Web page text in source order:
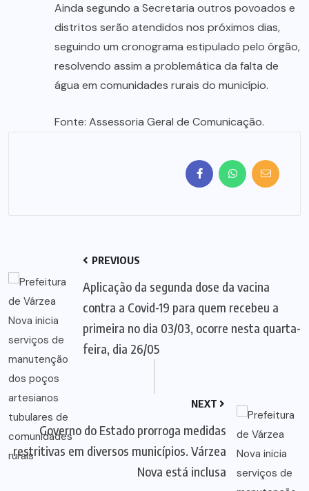
Ainda segundo a Secretaria outros povoados e
distritos serão atendidos nos próximos dias,
seguindo um cronograma estipulado pelo órgão,
resolvendo assim a problemática da falta de
água em comunidades rurais do município.
Fonte: Assessoria Geral de Comunicação.
PREVIOUS
Aplicação da segunda dose da vacina
contra a Covid-19 para quem recebeu a
primeira no dia 03/03, ocorre nesta quarta-
feira, dia 26/05
NEXT
Governo do Estado prorroga medidas
restritivas em diversos municípios. Várzea
Nova está inclusa